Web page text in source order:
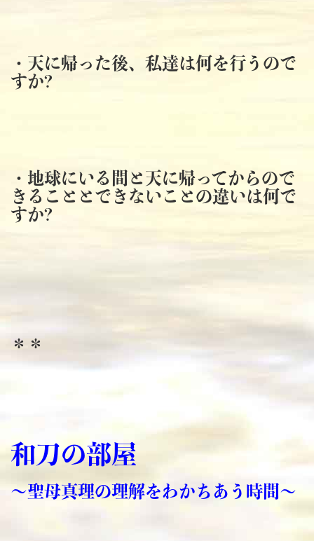
・天に帰った後、私達は何を行うので
すか?
・地球にいる間と天に帰ってからので
きることとできないことの違いは何で
すか?
＊＊
和刀の部屋
～聖母真理の理解をわかちあう時間～